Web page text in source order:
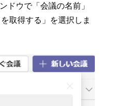
ドウで「会議の名前」
取得する」を選択しま